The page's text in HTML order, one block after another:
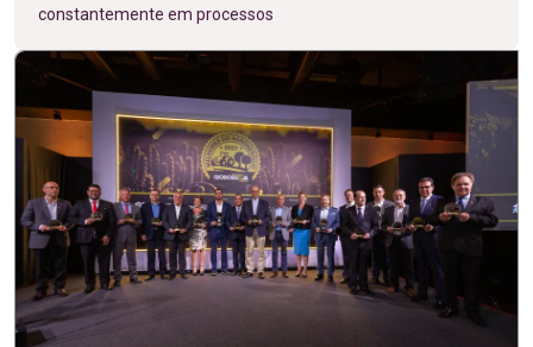
constantemente em processos